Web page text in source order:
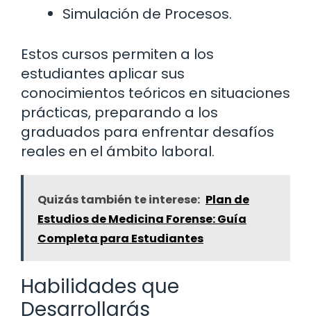
Simulación de Procesos.
Estos cursos permiten a los
estudiantes aplicar sus
conocimientos teóricos en situaciones
prácticas, preparando a los
graduados para enfrentar desafíos
reales en el ámbito laboral.
Quizás también te interese: Plan de
Estudios de Medicina Forense: Guía
Completa para Estudiantes
Habilidades que
Desarrollarás